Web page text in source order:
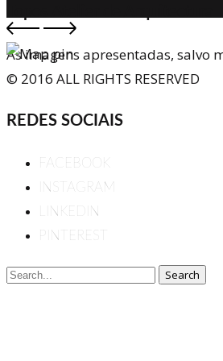
As imagens apresentadas, salvo
© 2016 ALL RIGHTS RESERVED
REDES SOCIAIS
FACEBOOK
INSTAGRAM
LINKEDIN
PINTEREST
Search